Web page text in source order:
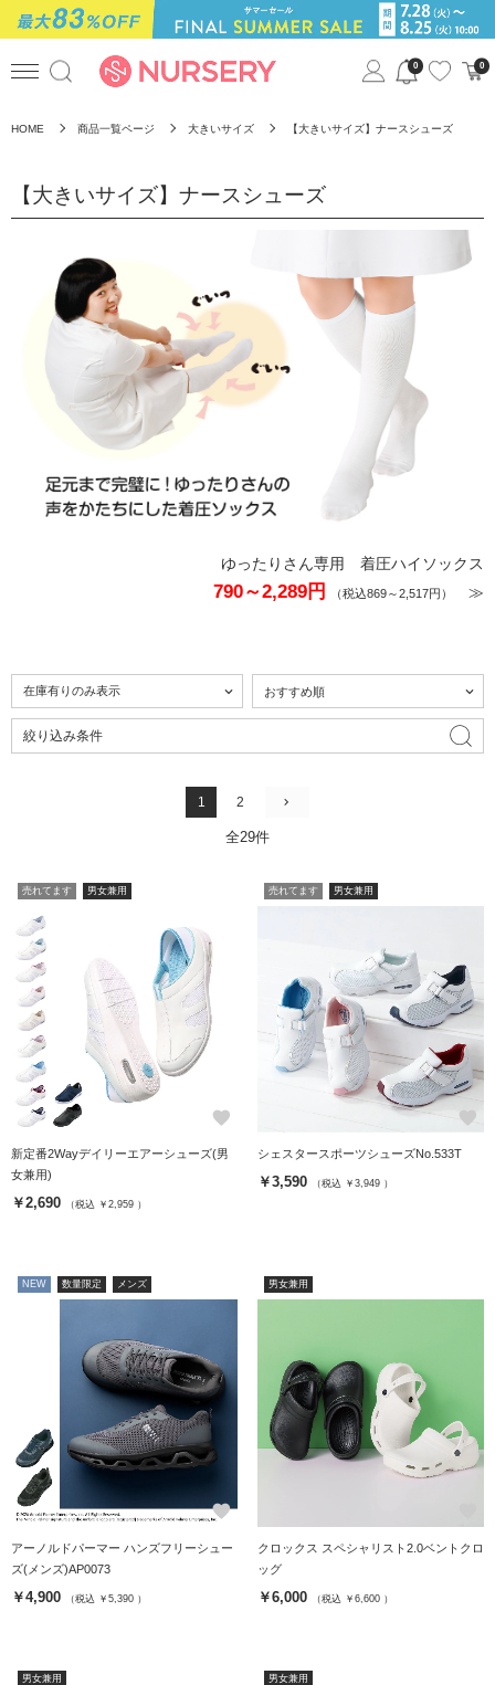
0 0
HOME 商品一覧ページ 大きいサイズ 【大きいサイズ】ナースシューズ
【大きいサイズ】ナースシューズ
ゆったりさん専用 着圧ハイソックス
790～2,289円 （税込869～2,517円） ≫
絞り込み条件
1 2
全29件
売れてます 男女兼用
favorite
新定番2Wayデイリーエアーシューズ(男
女兼用)
￥2,690 （税込 ￥2,959 ）
売れてます 男女兼用
favorite
シェスタースポーツシューズNo.533T
￥3,590 （税込 ￥3,949 ）
NEW 数量限定 メンズ
favorite
アーノルドパーマー ハンズフリーシュー
ズ(メンズ)AP0073
￥4,900 （税込 ￥5,390 ）
男女兼用
クロックス スペシャリスト2.0ベントクロ
ッグ
￥6,000 （税込 ￥6,600 ）
男女兼用 男女兼用